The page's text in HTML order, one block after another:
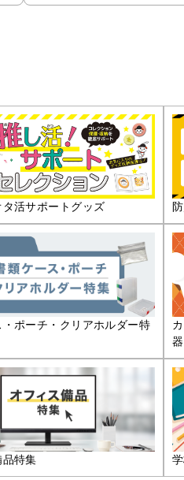
活サポートグッズ
ポーチ・クリアホルダー特
品特集